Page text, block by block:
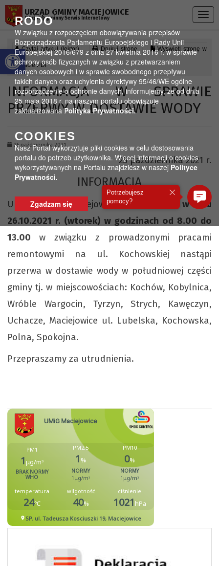
Otwórz pasek narzędzi
RODO
W związku z rozpoczęciem obowiązywania przepisów
Rozporządzenia Parlamentu Europejskiego i Rady Unii
Europejskiej 2016/679 z dnia 27 kwietnia 2016 r. w sprawie
ochrony osób fizycznych w związku z przetwarzaniem
danych osobowych i w sprawie swobodnego przepływu
takich danych oraz uchylenia dyrektywy 95/46/WE ogólne
rozporządzenie o ochronie danych, informujemy, że od dnia
25 maja 2018 r. na naszym portalu obowiązuje
zaktualizowanaPolityka Prywatności.
COOKIES
Nasz Portal wykorzytuje pliki cookies w celu dostosowania
portalu do potrzeb użytkownika. Więcej informacji o cookies
wykorzystywanych na Portalu znajdziesz w naszej Polityce
Prywatności.
Zgadzam się
URZĄD GMINY MACIEJOWICE
Oficjalny gminny Serwis Internetowy
Czytaj artykuł (lektor) Drukuj stronę Wyświetl stronę w
formacie PDF
INFORMACJA W SPRAWIE
PRZERWY W DOSTAWIE WODY
25 października 2021
25 października 2021 r.
INFORMACJA
Urząd Gminy Maciejowice informuje, żew dniu
26.10.2021 r. (wtorek) w godzinach od 8.00 do
13.00 w związku z prowadzonymi pracami
remontowymi na ul. Kochowskiej nastąpi
przerwa w dostawie wody w południowej części
gminy tj. w miejscowościach: Kochów, Kobylnica,
Wróble Wargocin, Tyrzyn, Strych, Kawęczyn,
Uchacze, Maciejowice ul. Lubelska, Kochowska,
Polna, Spokojna.
Przepraszamy za utrudnienia.
Potrzebujesz
pomocy?